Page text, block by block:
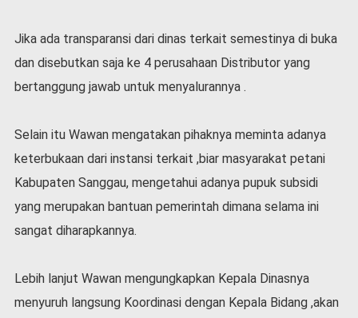
n
a
Jika ada transparansi dari dinas terkait semestinya di buka
dan disebutkan saja ke 4 perusahaan Distributor yang
bertanggung jawab untuk menyalurannya .
Selain itu Wawan mengatakan pihaknya meminta adanya
keterbukaan dari instansi terkait ,biar masyarakat petani
Kabupaten Sanggau, mengetahui adanya pupuk subsidi
yang merupakan bantuan pemerintah dimana selama ini
sangat diharapkannya.
Lebih lanjut Wawan mengungkapkan Kepala Dinasnya
menyuruh langsung Koordinasi dengan Kepala Bidang ,akan